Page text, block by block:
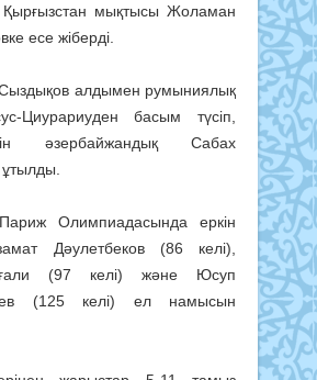
Қырғызстан мықтысы Жоламан
есе жіберді.
алдымен румыниялық
Циурариуден басым түсіп,
әзербайжандық Сабах
Олимпиадасында еркін
Дәулетбеков (86 келі),
(97 келі) және Юсуп
(125 келі) ел намысын